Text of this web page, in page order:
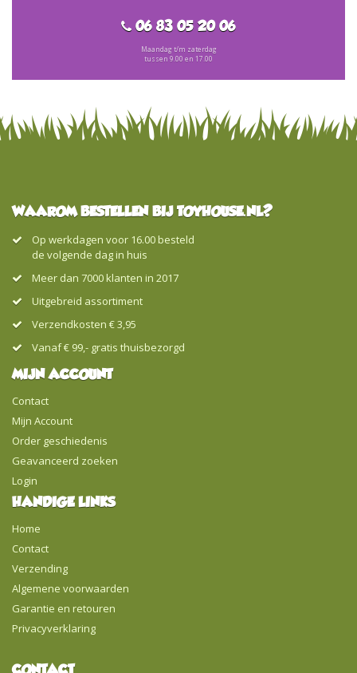
06 83 05 20 06
Maandag t/m zaterdag
tussen 9.00 en 17.00
WAAROM BESTELLEN BIJ TOYHOUSE.NL?
Op werkdagen voor 16.00 besteld
de volgende dag in huis
Meer dan 7000 klanten in 2017
Uitgebreid assortiment
Verzendkosten € 3,95
Vanaf € 99,- gratis thuisbezorgd
MIJN ACCOUNT
Contact
Mijn Account
Order geschiedenis
Geavanceerd zoeken
Login
HANDIGE LINKS
Home
Contact
Verzending
Algemene voorwaarden
Garantie en retouren
Privacyverklaring